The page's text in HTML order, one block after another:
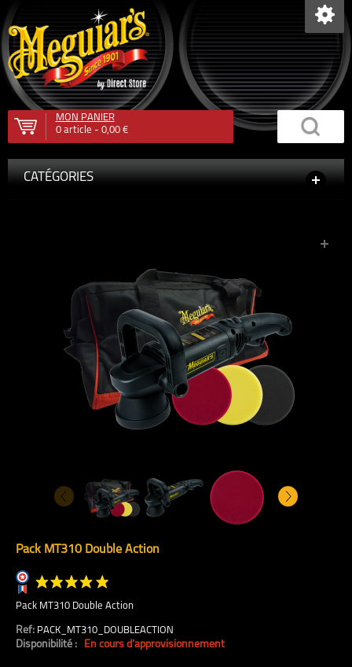
MON PANIER
0article - 0,00 €
CATÉGORIES
Pack MT310 Double Action
Pack MT310 Double Action
Ref: PACK_MT310_DOUBLEACTION
Disponibilité : En cours d'approvisionnement